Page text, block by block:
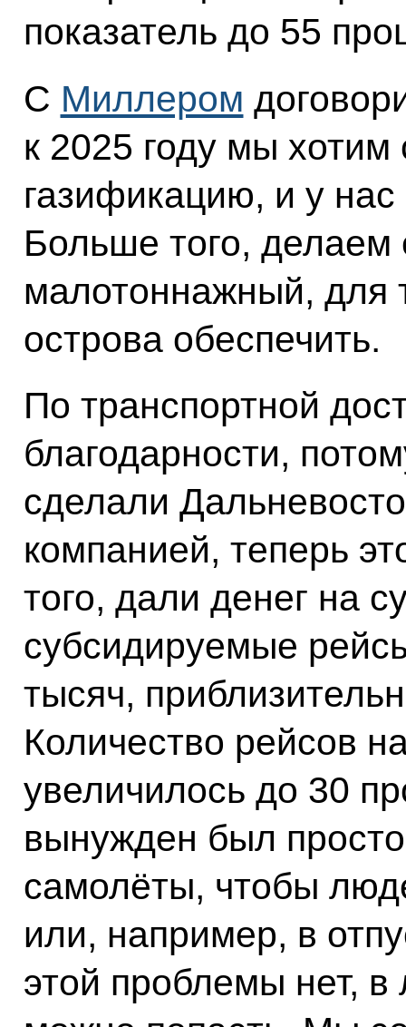
показатель до 55
С Миллером
к 2025 году мы
газификацию, и у нас
Больше того,
малотоннажный, для
острова обеспечить.
По транспортной
благодарности,
сделали
компанией, теперь
того, дали денег на
субсидируемые
тысяч,
Количество рейсов
увеличилось до 30
вынужден был
самолёты, чтобы
или, например, в
этой проблемы нет,